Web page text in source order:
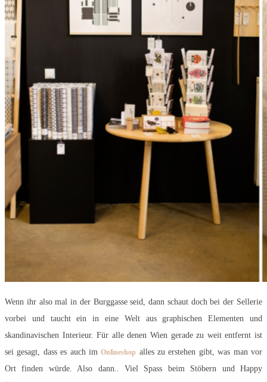
Wenn ihr also mal in der Burggasse seid, dann schaut doch bei der Sellerie
vorbei und taucht ein in eine Welt aus graphischen Elementen und
skandinavischen Interieur. Für alle denen Wien gerade zu weit entfernt ist
sei gesagt, dass es auch imOnlineshop alles zu erstehen gibt, was man vor
Ort finden würde. Also dann.. Viel Spass beim Stöbern und Happy